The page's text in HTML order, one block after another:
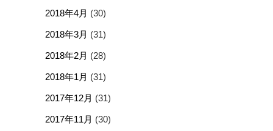
2018年4月 (30)
2018年3月 (31)
2018年2月 (28)
2018年1月 (31)
2017年12月 (31)
2017年11月 (30)